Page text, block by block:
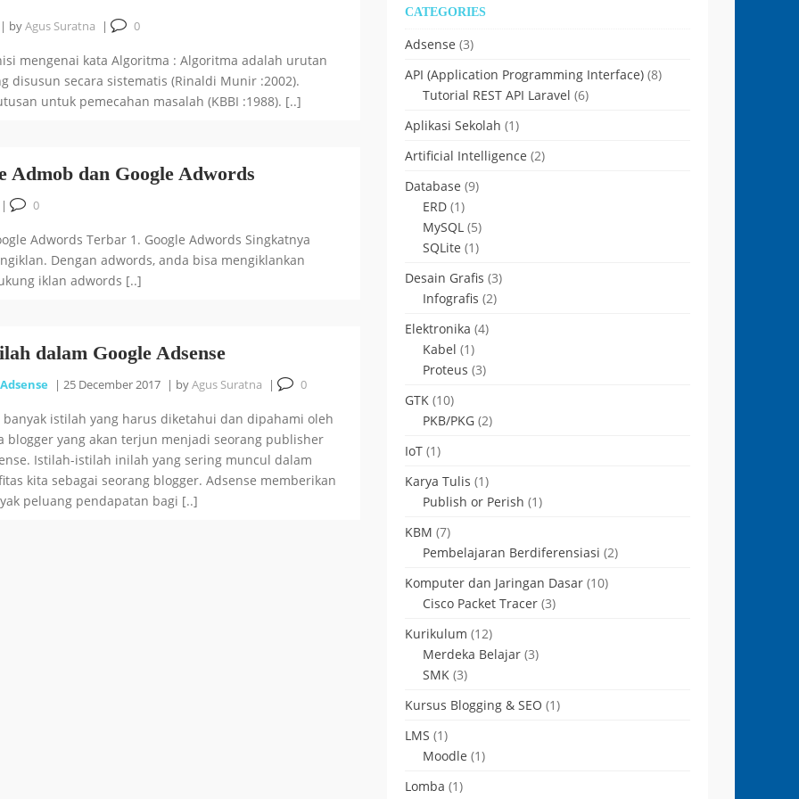
| byAgus Suratna | 0
mengenai kata Algoritma : Algoritma adalah urutan
disusun secara sistematis (Rinaldi Munir :2002).
untuk pemecahan masalah (KBBI :1988). [..]
Admob dan Google Adwords
| 0
Adwords Terbar 1. Google Adwords Singkatnya
Dengan adwords, anda bisa mengiklankan
iklan adwords [..]
dalam Google Adsense
Adsense | 25 December 2017 | byAgus Suratna | 0
banyak istilah yang harus diketahui dan dipahami oleh
blogger yang akan terjun menjadi seorang publisher
Istilah-istilah inilah yang sering muncul dalam
kita sebagai seorang blogger. Adsense memberikan
peluang pendapatan bagi [..]
CATEGORIES
Adsense (3)
API (Application Programming Interface) (8)
Tutorial REST API Laravel (6)
Aplikasi Sekolah (1)
Artificial Intelligence (2)
Database (9)
ERD (1)
MySQL (5)
SQLite (1)
Desain Grafis (3)
Infografis (2)
Elektronika (4)
Kabel (1)
Proteus (3)
GTK (10)
PKB/PKG (2)
IoT (1)
Karya Tulis (1)
Publish or Perish (1)
KBM (7)
Pembelajaran Berdiferensiasi (2)
Komputer dan Jaringan Dasar (10)
Cisco Packet Tracer (3)
Kurikulum (12)
Merdeka Belajar (3)
SMK (3)
Kursus Blogging & SEO (1)
LMS (1)
Moodle (1)
Lomba (1)